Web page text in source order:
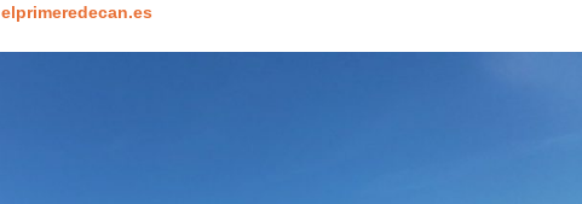
elprimeredecan.es